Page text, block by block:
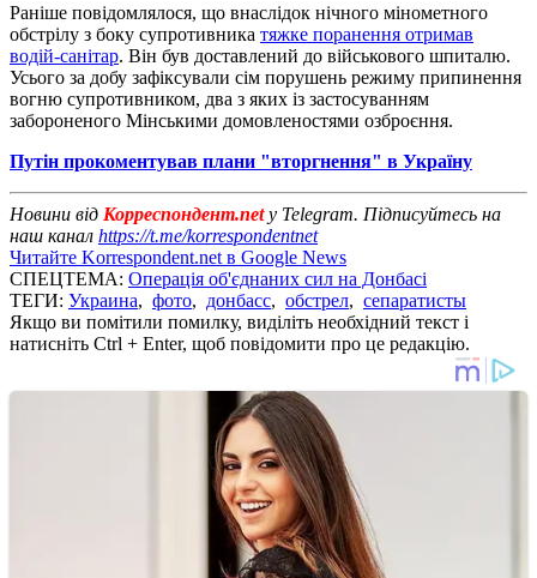
Раніше повідомлялося, що внаслідок нічного мінометного
обстрілу з боку супротивника тяжке поранення отримав
водій-санітар. Він був доставлений до військового шпиталю.
Усього за добу зафіксували сім порушень режиму припинення
вогню супротивником, два з яких із застосуванням
забороненого Мінськими домовленостями озброєння.
Путін прокоментував плани "вторгнення" в Україну
Новини від Корреспондент.netу Telegram. Підписуйтесь на
наш канал https://t.me/korrespondentnet
Читайте Korrespondent.net в Google News
СПЕЦТЕМА: Операція об'єднаних сил на Донбасі
ТЕГИ: Украина, фото, донбасс, обстрел, сепаратисты
Якщо ви помітили помилку, виділіть необхідний текст і
натисніть Ctrl + Enter, щоб повідомити про це редакцію.